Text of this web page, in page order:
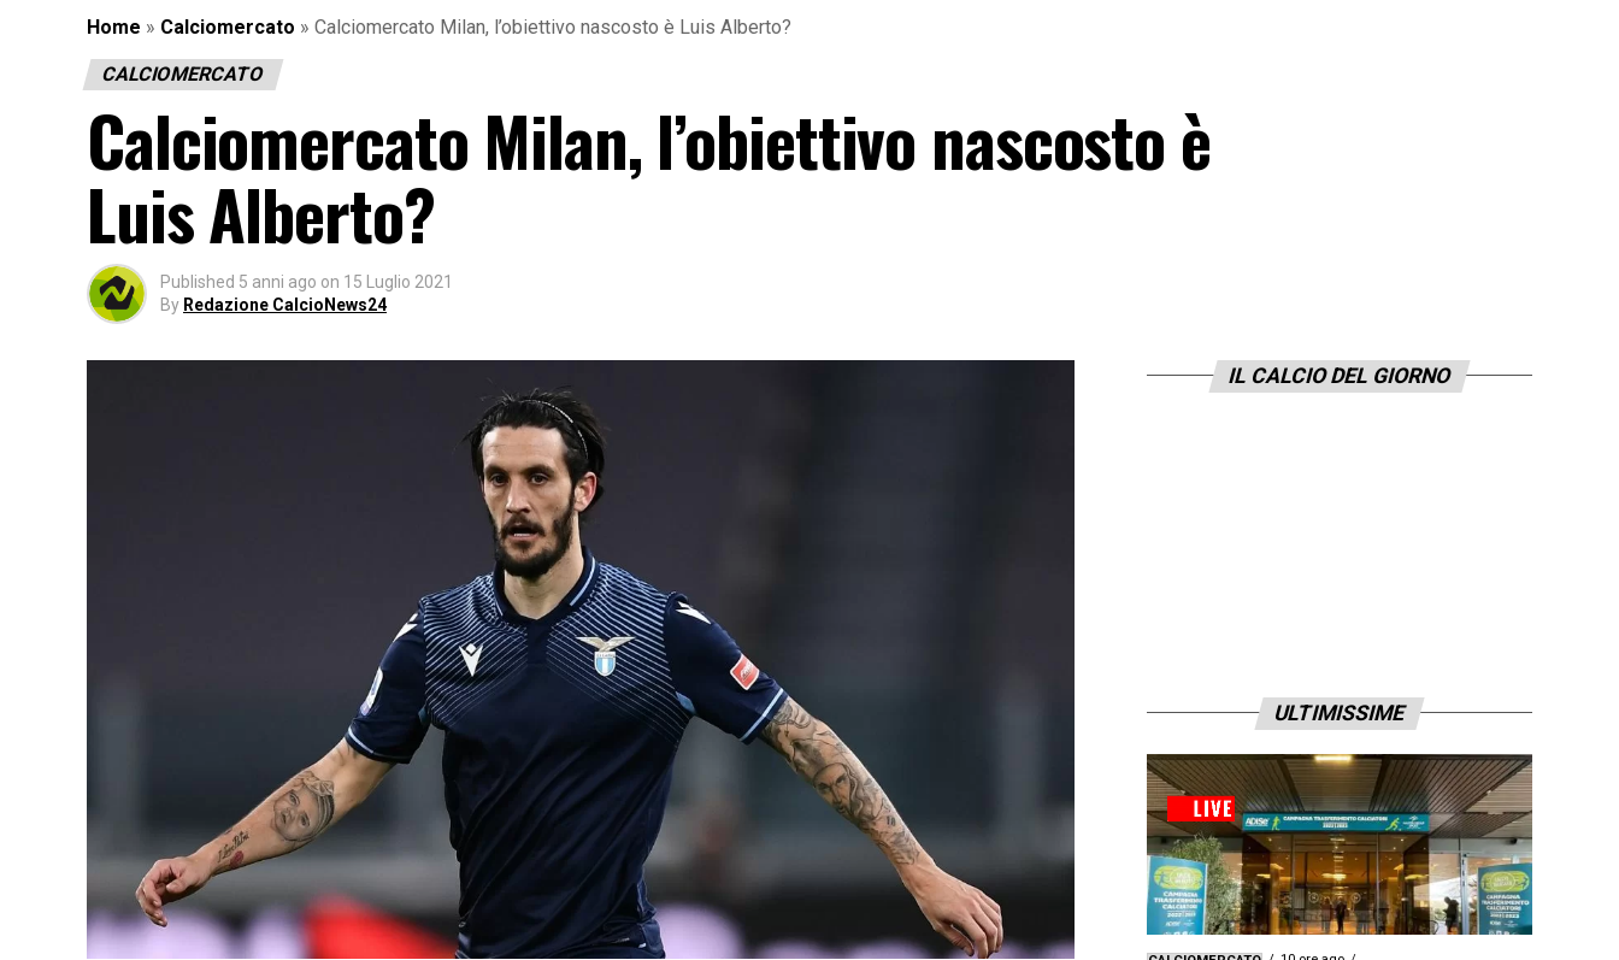
Home » Calciomercato » Calciomercato Milan, l’obiettivo nascosto è Luis Alberto?
CALCIOMERCATO
Calciomercato Milan, l’obiettivo nascosto è
Luis Alberto?
Published 5 anni ago on 15 Luglio 2021
By Redazione CalcioNews24
IL CALCIO DEL GIORNO
ULTIMISSIME